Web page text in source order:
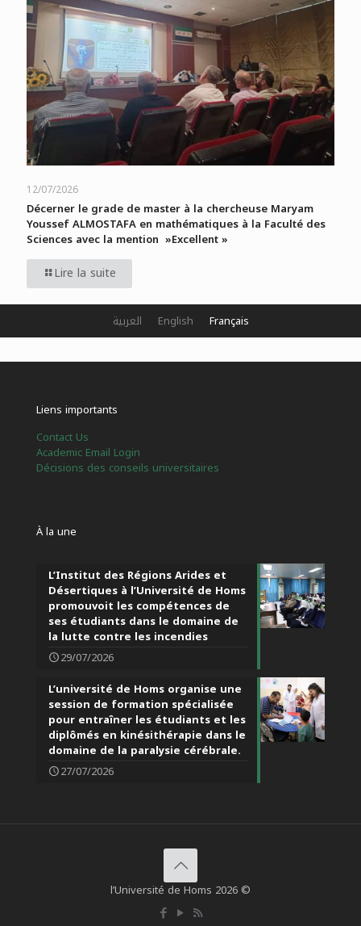
12/07/2026
Décerner le grade de master à la chercheuse Maryam
Youssef ALMOSTAFA en mathématiques à la Faculté des
Sciences avec la mention »Excellent »
Lire la suite
Liens importants
Contact Us
Academic Email Login
Décisions des conseils universitaires
À la une
L’Institut des Régions Arides et
Désertiques à l’Université de Homs
promouvoit les compétences de
ses étudiants dans le domaine de
la lutte contre les incendies
29/07/2026
L’université de Homs organise une
session de formation spécialisée
pour entraîner les étudiants et les
diplômés en kinésithérapie dans le
domaine de la paralysie cérébrale.
27/07/2026
l’Université de Homs 2026 ©
العربية English Français